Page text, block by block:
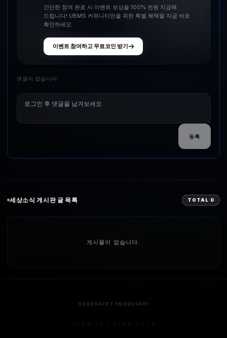
간단한 참여 완료 시 이벤트 보상을 100% 전원 지급해
드립니다! UBMS 커뮤니티만을 위한 특별 혜택을 지금 바로
확인하세요.
이벤트 참여하고 무료코인 받기
댓글이 없습니다.
등록
세상소식 게시판 글 목록 TOTAL 0
게시물이 없습니다.
CORESAFETYNODESAPI